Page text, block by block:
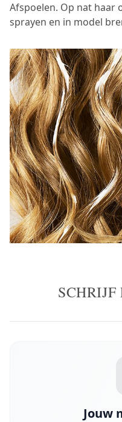
Afspoelen. Op nat haar
sprayen en in model
Jouw